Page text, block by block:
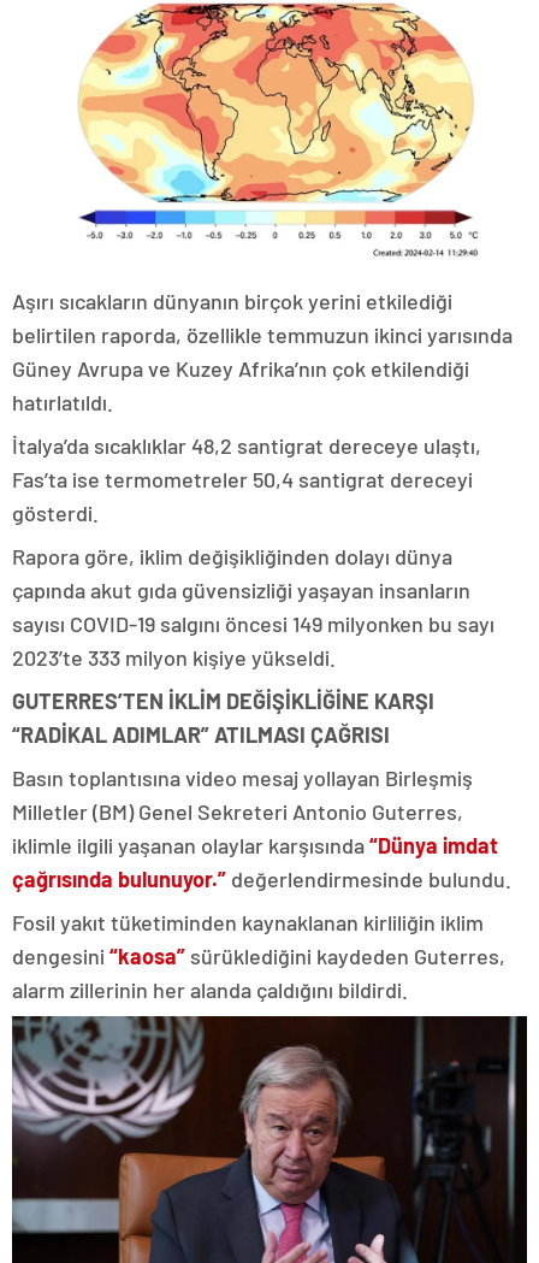
Aşırı sıcakların dünyanın birçok yerini etkilediği
belirtilen raporda, özellikle temmuzun ikinci yarısında
Güney Avrupa ve Kuzey Afrika’nın çok etkilendiği
hatırlatıldı.
İtalya’da sıcaklıklar 48,2 santigrat dereceye ulaştı,
Fas’ta ise termometreler 50,4 santigrat dereceyi
gösterdi.
Rapora göre, iklim değişikliğinden dolayı dünya
çapında akut gıda güvensizliği yaşayan insanların
sayısı COVID-19 salgını öncesi 149 milyonken bu sayı
2023’te 333 milyon kişiye yükseldi.
GUTERRES’TEN İKLİM DEĞİŞİKLİĞİNE KARŞI
“RADİKAL ADIMLAR” ATILMASI ÇAĞRISI
Basın toplantısına video mesaj yollayan Birleşmiş
Milletler (BM) Genel Sekreteri Antonio Guterres,
iklimle ilgili yaşanan olaylar karşısında“Dünya imdat
çağrısında bulunuyor.” değerlendirmesinde bulundu.
Fosil yakıt tüketiminden kaynaklanan kirliliğin iklim
dengesini “kaosa” sürüklediğini kaydeden Guterres,
alarm zillerinin her alanda çaldığını bildirdi.